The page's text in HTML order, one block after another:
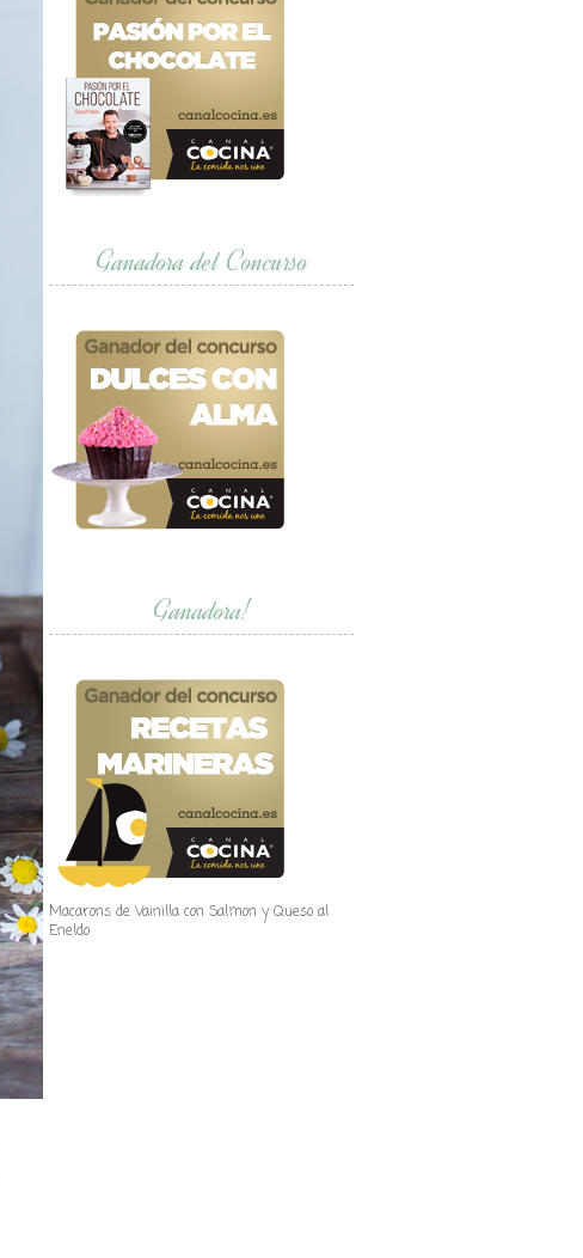
Ganadora del Concurso
Ganadora!
Macarons de Vainilla con Salmon y Queso al
Eneldo